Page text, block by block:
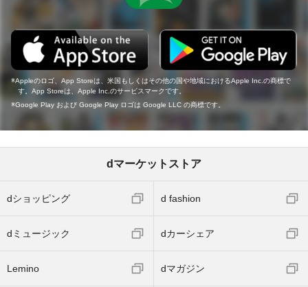
Appleのロゴ、App Storeは、米国もしくはその他の国や地域におけるApple Inc.の商標で
す。App Storeは、Apple Inc.のサービスマークです。
Google Play および Google Play ロゴは Google LLC の商標です。
dマーケットストア
dショッピング d fashion
dミュージック dカーシェア
Lemino dマガジン